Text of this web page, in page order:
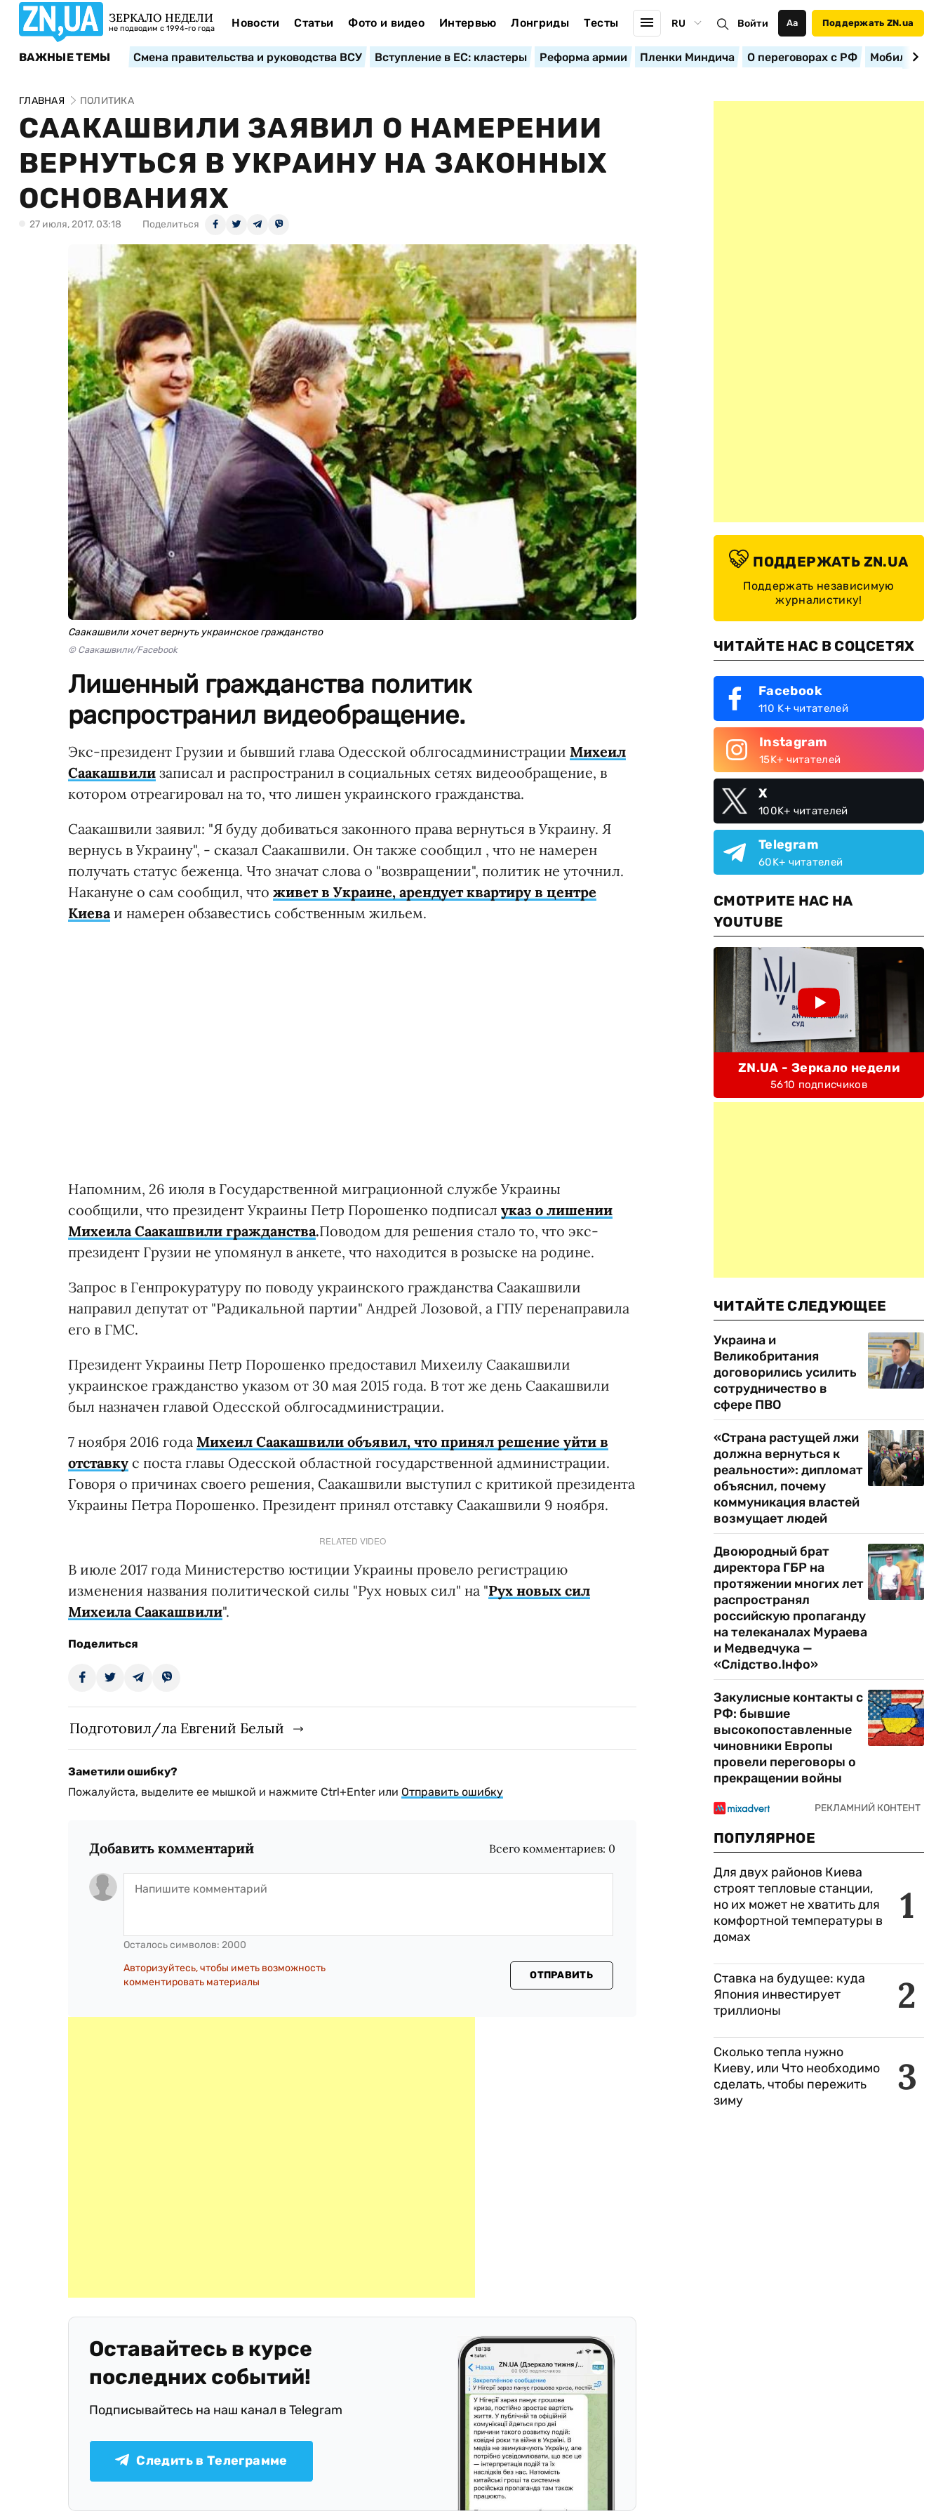
ЗЕРКАЛО НЕДЕЛИ
не подводим с 1994-го года Новости Статьи Фото и видео Интервью Лонгриды Тесты RU Войти Аа Поддержать ZN.ua
ВАЖНЫЕ ТЕМЫ Смена правительства и руководства ВСУ Вступление в ЕС: кластеры Реформа армии Пленки Миндича О переговорах с РФ
ГЛАВНАЯ ПОЛИТИКА
СААКАШВИЛИ ЗАЯВИЛ О НАМЕРЕНИИ
ВЕРНУТЬСЯ В УКРАИНУ НА ЗАКОННЫХ
ОСНОВАНИЯХ
27 июля, 2017, 03:18 Поделиться
Саакашвили хочет вернуть украинское гражданство
© Саакашвили/Facebook
Лишенный гражданства политик
распространил видеобращение.
Экс-президент Грузии и бывший глава Одесской облгосадминистрации Михеил
Саакашвили записал и распространил в социальных сетях видеообращение, в
котором отреагировал на то, что лишен украинского гражданства.
Саакашвили заявил: "Я буду добиваться законного права вернуться в Украину. Я
вернусь в Украину", - сказал Саакашвили. Он также сообщил , что не намерен
получать статус беженца. Что значат слова о "возвращении", политик не уточнил.
Накануне о сам сообщил, что живет в Украине, арендует квартиру в центре
Киева и намерен обзавестись собственным жильем.
Напомним, 26 июля в Государственной миграционной службе Украины
сообщили, что президент Украины Петр Порошенко подписал указ о лишении
Михеила Саакашвили гражданства.Поводом для решения стало то, что экс-
президент Грузии не упомянул в анкете, что находится в розыске на родине.
Запрос в Генпрокуратуру по поводу украинского гражданства Саакашвили
направил депутат от "Радикальной партии" Андрей Лозовой, а ГПУ перенаправила
его в ГМС.
Президент Украины Петр Порошенко предоставил Михеилу Саакашвили
украинское гражданство указом от 30 мая 2015 года. В тот же день Саакашвили
был назначен главой Одесской облгосадминистрации.
7 ноября 2016 года Михеил Саакашвили объявил, что принял решение уйти в
отставку с поста главы Одесской областной государственной администрации.
Говоря о причинах своего решения, Саакашвили выступил с критикой президента
Украины Петра Порошенко. Президент принял отставку Саакашвили 9 ноября.
RELATED VIDEO
В июле 2017 года Министерство юстиции Украины провело регистрацию
изменения названия политической силы "Рух новых сил" на "Рух новых сил
Михеила Саакашвили".
Поделиться
Подготовил/ла Евгений Белый
Заметили ошибку?
Пожалуйста, выделите ее мышкой и нажмите Ctrl+Enter или Отправить ошибку
Добавить комментарий Всего комментариев: 0
Осталось символов: 2000
Авторизуйтесь, чтобы иметь возможность
комментировать материалы
ОТПРАВИТЬ
Оставайтесь в курсе
последних событий!
Подписывайтесь на наш канал в Telegram
Следить в Телеграмме
ПОДДЕРЖАТЬ ZN.UA
Поддержать независимую
журналистику!
ЧИТАЙТЕ НАС В СОЦСЕТЯХ
Facebook
110 K+ читателей
Instagram
15K+ читателей
X
100K+ читателей
Telegram
60K+ читателей
СМОТРИТЕ НАС НА
YOUTUBE
ZN.UA - Зеркало недели
5610 подписчиков
ЧИТАЙТЕ СЛЕДУЮЩЕЕ
Украина и
Великобритания
договорились усилить
сотрудничество в
сфере ПВО
«Страна растущей лжи
должна вернуться к
реальности»: дипломат
объяснил, почему
коммуникация властей
возмущает людей
Двоюродный брат
директора ГБР на
протяжении многих лет
распространял
российскую пропаганду
на телеканалах Мураева
и Медведчука —
«Слідство.Інфо»
Закулисные контакты с
РФ: бывшие
высокопоставленные
чиновники Европы
провели переговоры о
прекращении войны
ПОПУЛЯРНОЕ
1
Для двух районов Киева
строят тепловые станции,
но их может не хватить для
комфортной температуры в
домах
2
Ставка на будущее: куда
Япония инвестирует
триллионы
3
Сколько тепла нужно
Киеву, или Что необходимо
сделать, чтобы пережить
зиму